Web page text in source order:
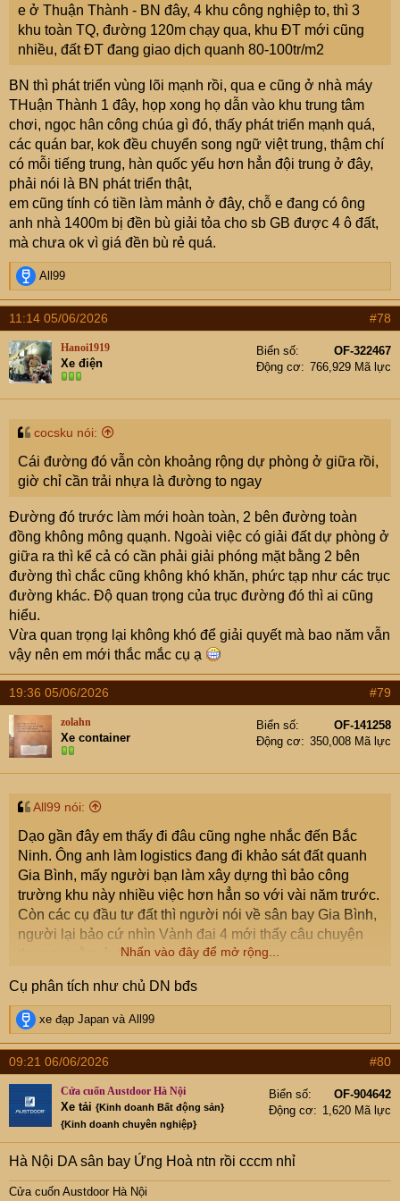
còn dành quỹ đất cho các tuyến đường sắt chiến lược
trong tương lai. Nếu làm đúng tiến độ thì khoảng cách kết
nối giữa Bắc Ninh với Hà Nội sẽ thay đổi khá nhiều so
Tuy nhiên nếu nói đến dự án có khả năng tác động rộng
nhất thì em vẫn nghiêng về Vành đai 4. Bởi sân bay có
thể giúp một khu vực hưởng lợi, còn Vành đai 4 lại thay
đổi cả mạng lưới giao thông của vùng Thủ đô. Tuyến
đường này đi qua Hà Nội, Hưng Yên và Bắc Ninh với
tổng chiều dài hơn 113km. Đến nay mặt bằng đã cơ bản
hoàn thành, các địa phương đang đẩy nhanh tiến độ thi
công để hướng tới mục tiêu hoàn thành trong giai đoạn
2026 - 2027.
Điều em thấy thú vị là mỗi khi có một tuyến vành đai lớn
hình thành thì không chỉ giao thông thay đổi mà dòng tiền
cũng thay đổi theo. Khu công nghiệp, kho bãi, trung tâm
logistics, khu đô thị mới thường xuất hiện dọc các trục
giao thông lớn. Bắc Ninh vốn đã có lợi thế về công
nghiệp nên khi Vành đai 4 hoàn thành, khả năng kết nối
thuận lợi hơn rất nhiều.
Ngoài ra còn có các cây cầu lớn như cầu Hồng Hà, cầu
Mễ Sở và cầu Hoài Thượng đang được triển khai đồng
lại là những mắt xích rất quan trọng giúp kết nối các khu
vực hai bên sông Hồng và sông Đuống. Khi các công
trình này hoàn thành, việc lưu thông hàng hóa cũng như
đi lại giữa Bắc Ninh với các tỉnh trong vùng chắc chắn sẽ
thuận lợi hơn hiện nay.
Nhìn tổng thể thì em có cảm giác Bắc Ninh đang đi theo
hướng khá giống nhiều địa phương công nghiệp phát
triển mạnh trước đây: hạ tầng đi trước một bước để đón
tăng trưởng. Tất nhiên từ quy hoạch đến thực tế còn cả
một chặng đường dài, nhưng việc nhiều dự án lớn cùng
được thúc đẩy trong một giai đoạn cũng là tín hiệu đáng
chú ý.
Theo các cụ thì trong các dự án đang triển khai hiện nay,
Bắc Ninh trong 5 năm tới? Sân bay Gia Bình, Vành đai 4
hay chính các khu công nghiệp mới là thứ làm thay đổi
cuộc chơi?
Em thấy trên các hội nhóm đầu tư đất hiện nay nhiều
người đang đặt cược vào câu chuyện sân bay, nhưng cá
nhân em lại nghiêng về Vành đai 4 nhiều hơn vì đây là
dự án có khả năng tác động tới cả một vùng chứ không
Không biết các cụ nhìn nhận thế nào?
e ở Thuận Thành - BN đây, 4 khu công nghiệp to, thì 3
khu toàn TQ, đường 120m chạy qua, khu ĐT mới cũng
nhiều, đất ĐT đang giao dịch quanh 80-100tr/m2
BN thì phát triển vùng lõi mạnh rồi, qua e cũng ở nhà máy
THuận Thành 1 đây, họp xong họ dẫn vào khu trung tâm
chơi, ngọc hân công chúa gì đó, thấy phát triển mạnh quá,
các quán bar, kok đều chuyển song ngữ việt trung, thậm chí
có mỗi tiếng trung, hàn quốc yếu hơn hẳn đội trung ở đây,
phải nói là BN phát triển thật,
em cũng tính có tiền làm mảnh ở đây, chỗ e đang có ông
anh nhà 1400m bị đền bù giải tỏa cho sb GB được 4 ô đất,
mà chưa ok vì giá đền bù rẻ quá.
R
e
a
c
t
i
o
n
s
All99
11:14 05/06/2026 #78
Hanoi1919
Xe điện
Biển số
OF-322467
Động cơ
766,929 Mã lực
cocsku nói:
Cái đường đó vẫn còn khoảng rộng dự phòng ở giữa rồi,
giờ chỉ cần trải nhựa là đường to ngay
Đường đó trước làm mới hoàn toàn, 2 bên đường toàn
đồng không mông quạnh. Ngoài việc có giải đất dự phòng ở
giữa ra thì kể cả có cần phải giải phóng mặt bằng 2 bên
đường thì chắc cũng không khó khăn, phức tạp như các trục
đường khác. Độ quan trọng của trục đường đó thì ai cũng
hiểu.
Vừa quan trọng lại không khó để giải quyết mà bao năm vẫn
vậy nên em mới thắc mắc cụ ạ
19:36 05/06/2026 #79
zolahn
Xe container
Biển số
OF-141258
Động cơ
350,008 Mã lực
All99 nói:
Dạo gần đây em thấy đi đâu cũng nghe nhắc đến Bắc
Ninh. Ông anh làm logistics đang đi khảo sát đất quanh
Gia Bình, mấy người bạn làm xây dựng thì bảo công
trường khu này nhiều việc hơn hẳn so với vài năm trước.
Còn các cụ đầu tư đất thì người nói về sân bay Gia Bình,
người lại bảo cứ nhìn Vành đai 4 mới thấy câu chuyện
thực sự nằm ở đâu.
Bắc Ninh đang ở giai đoạn khá đặc biệt. Hiếm khi một địa
phương cùng lúc có nhiều công trình hạ tầng lớn chạy
song song như hiện nay, từ sân bay quốc tế, đường vành
đai, cầu vượt sông cho tới các tuyến kết nối mới với Hà
Nội.
Nổi bật nhất chắc vẫn là sân bay Gia Bình. Dự án này
được định hướng là cảng hàng không quốc tế với quy
mô rất lớn, tổng diện tích gần 2.000ha. Hiện công tác giải
phóng mặt bằng và các khu tái định cư vẫn đang được
triển khai để phục vụ tiến độ xây dựng. Mục tiêu trước
Nhấn vào đây để mở rộng...
Cụ phân tích như chủ DN bđs
R
e
a
c
t
i
o
n
s
:
xe đạp Japan và All99
09:21 06/06/2026 #80
Cửa cuốn Austdoor Hà Nội
Xe tải {Kinh doanh Bất động sản}
{Kinh doanh chuyên nghiệp}
Biển số
OF-904642
Động cơ
1,620 Mã lực
Hà Nội DA sân bay Ứng Hoà ntn rồi cccm nhỉ
Cửa cuốn Austdoor Hà Nội